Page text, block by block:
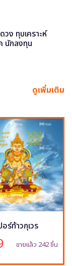
ง ทุบเคราะห์
นักลงทุน
ดูเพิ่มเติม
อร์ท้าวกุเวร
ขายแล้ว 242 ชิ้น